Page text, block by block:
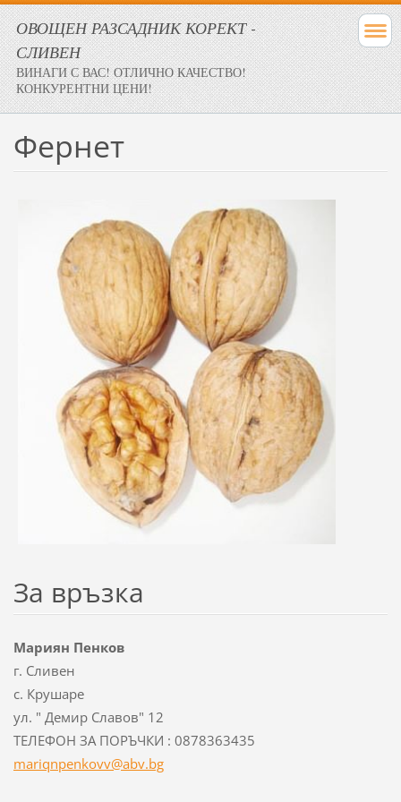
ОВОЩЕН РАЗСАДНИК КОРЕКТ -
СЛИВЕН
ВИНАГИ С ВАС! ОТЛИЧНО КАЧЕСТВО!
КОНКУРЕНТНИ ЦЕНИ!
Фернет
За връзка
Мариян Пенков
г. Сливен
с. Крушаре
ул. " Демир Славов" 12
ТЕЛЕФОН ЗА ПОРЪЧКИ : 0878363435
mariqnpenkovv@abv.bg